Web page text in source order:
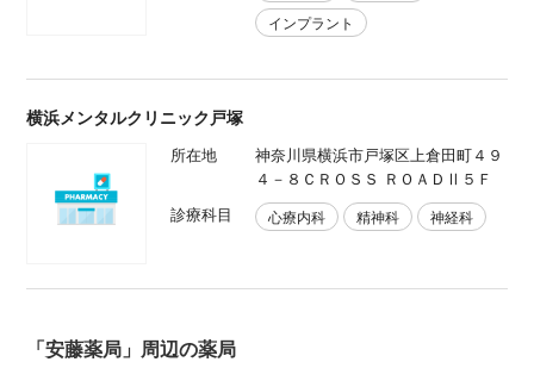
インプラント
横浜メンタルクリニック戸塚
所在地
神奈川県横浜市戸塚区上倉田町４９
４－８ＣＲＯＳＳ ＲＯＡＤⅡ５Ｆ
診療科目
心療内科 精神科 神経科
「安藤薬局」周辺の薬局